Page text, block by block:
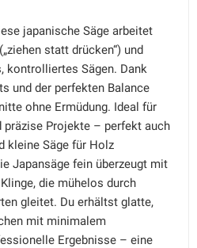
japanische Säge arbeitet
statt drücken“) und
kontrolliertes Sägen. Dank
und der perfekten Balance
ohne Ermüdung. Ideal für
präzise Projekte – perfekt auch
kleine Säge für Holz
Japansäge fein überzeugt mit
die mühelos durch
gleitet. Du erhältst glatte,
mit minimalem
Ergebnisse – eine